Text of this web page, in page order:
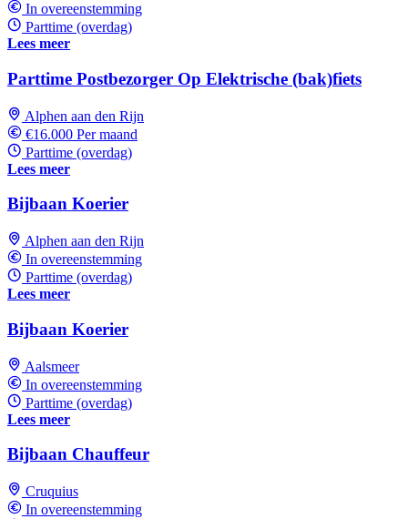
In overeenstemming
Parttime (overdag)
Lees meer
Parttime Postbezorger Op Elektrische (bak)fiets
Alphen aan den Rijn
€16.000 Per maand
Parttime (overdag)
Lees meer
Bijbaan Koerier
Alphen aan den Rijn
In overeenstemming
Parttime (overdag)
Lees meer
Bijbaan Koerier
Aalsmeer
In overeenstemming
Parttime (overdag)
Lees meer
Bijbaan Chauffeur
Cruquius
In overeenstemming